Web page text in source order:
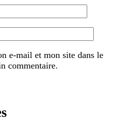
e-mail et mon site dans le
commentaire.